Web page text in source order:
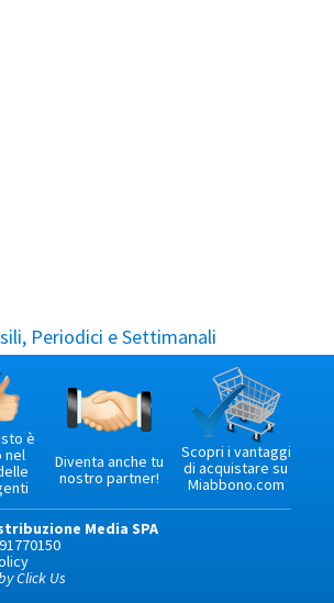
Periodici e Settimanali
è
nel
Diventa anche tu
nostro partner!
Scopri i vantaggi
di acquistare su
Miabbono.com
Media SPA
Click Us